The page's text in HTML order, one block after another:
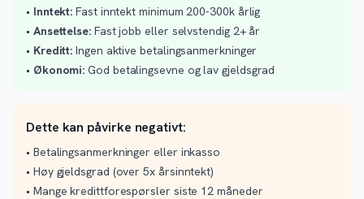
• Inntekt: Fast inntekt minimum 200-300k årlig
• Ansettelse:Fast jobb eller selvstendig 2+ år
• Kreditt: Ingen aktive betalingsanmerkninger
• Økonomi: God betalingsevne og lav gjeldsgrad
Dette kan påvirke negativt:
• Betalingsanmerkninger eller inkasso
• Høy gjeldsgrad (over 5x årsinntekt)
• Mange kredittforespørsler siste 12 måneder